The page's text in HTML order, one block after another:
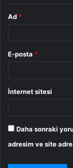
Ad *
E-posta *
İnternet sitesi
Daha sonraki
adresim ve site